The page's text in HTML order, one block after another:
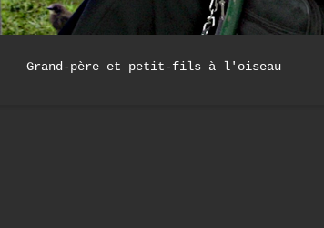
Grand-père et petit-fils à l'oiseau